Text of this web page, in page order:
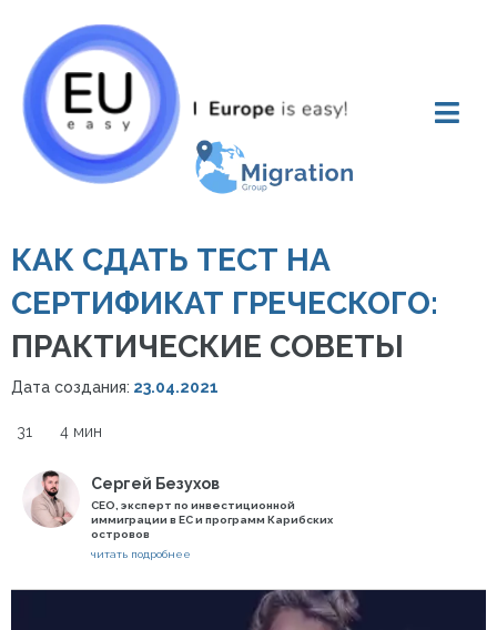
КАК СДАТЬ ТЕСТ НА
СЕРТИФИКАТ ГРЕЧЕСКОГО:
ПРАКТИЧЕСКИЕ СОВЕТЫ
Дата создания: 23.04.2021
31 4 мин
Сергей Безухов
СЕО, эксперт по инвестиционной
иммиграции в ЕС и программ Карибских
островов
читать подробнее